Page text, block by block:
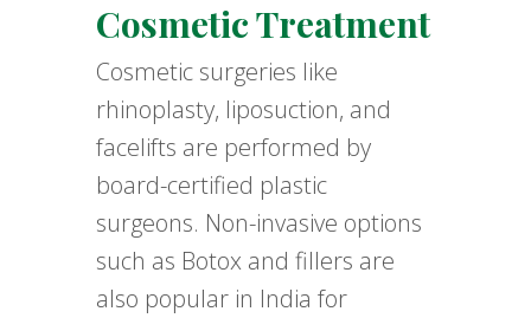
Cosmetic Treatment
Cosmetic surgeries like
rhinoplasty, liposuction, and
facelifts are performed by
board-certified plastic
surgeons. Non-invasive options
such as Botox and fillers are
also popular in India for